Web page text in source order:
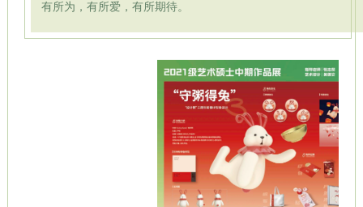
有所为，有所爱，有所期待。